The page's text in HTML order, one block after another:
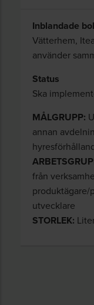
Inblandade
Vätterhem,
använder
Status
Ska
MÅLGRUPP:
annan
från
produktägare/
utvecklare
STORLEK: